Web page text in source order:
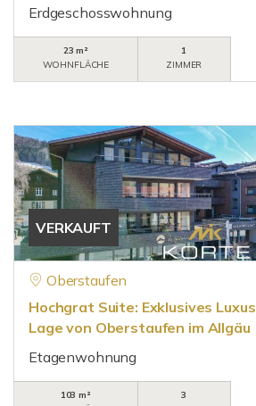
Erdgeschosswohnung
23 m²
WOHNFLÄCHE
1
ZIMMER
VERKAUFT
Oberstaufen
Hochgrat Suite: Exklusives
Lage von Oberstaufen im Allgäu
Etagenwohnung
103 m²
3